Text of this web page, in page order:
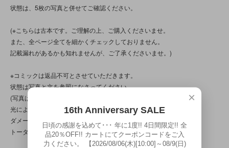
状態は、5枚の写真と併せてご確認ください。
(※こちらは古本です。ご理解の上、ご購入くださいませ。
また、全ページ全てを細かくチェックしておりません。
記載漏れがあるかも知れませんが、ご了承くださいませ。)
※コミックは返品不可とさせていただきます。
状態は写真と文を参照になさってください。
(写真は、光の当たり方によって見え方が変わります。
光によって色の変化(入り/抜け)もございますが、
ダメージによっての色の変化(入り/抜け)もございます。
トータル的に判断頂けると幸いです。)
×
16th Anniversary SALE
日頃の感謝を込めて･･･ 年に1度!! 4日間限定!! 全
品20％OFF!! カートにてクーポンコードをご入
力ください。 【2026/08/06(木)[10:00]～08/9(日)